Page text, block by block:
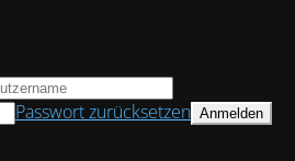
Passwort zurücksetzen